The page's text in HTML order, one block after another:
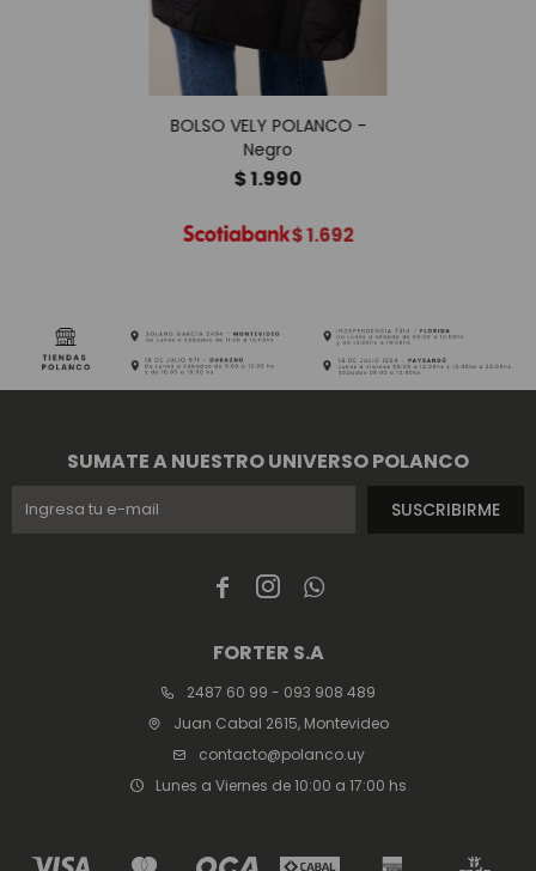
BOLSO VELY POLANCO -
Negro
$1.990
$1.692
  
FORTER S.A
2487 60 99 - 093 908 489
Juan Cabal 2615, Montevideo
contacto@polanco.uy
Lunes a Viernes de 10:00 a 17:00 hs
SUMATE A NUESTRO UNIVERSO POLANCO
SUSCRIBIRME